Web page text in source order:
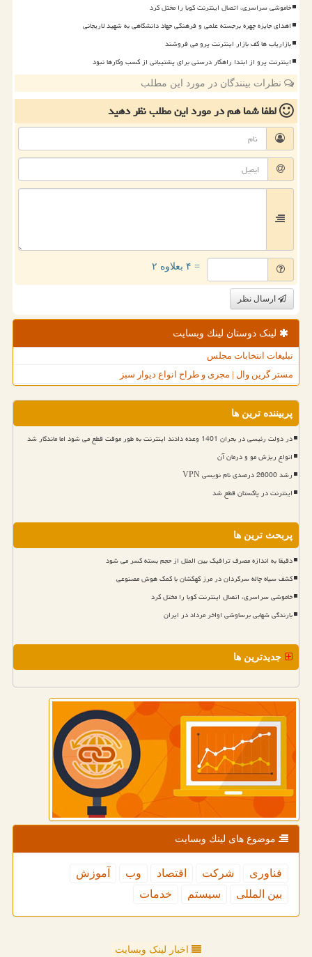
خاموشی سراسری، اتصال اینترنت کوبا را مختل کرد
اهدای جایزه چهره برجسته علمی و فرهنگی جهاد دانشگاهی به شهید لاریجانی
بازاریاب ها کف بازار اینترنت پرو می فروشند
اینترنت پرو از ابتدا راهکار درستی برای پشتیبانی از کسب وکارها نبود
نظرات بینندگان در مورد این مطلب
لطفا شما همدر مورد این مطلبنظر دهید
= ۴ بعلاوه ۲
ارسال نظر
لینک دوستان لینك وبسایت
تبلیغات انتخابات مجلس
مستر گرین وال | مجری و طراح انواع دیوار سبز
پربیننده ترین ها
در دولت رئیسی در بحران 1401 وعده دادند اینترنت به طور موقت قطع می شود اما ماندگار شد
انواع ریزش مو و درمان آن
رشد 26000 درصدی نام نویسی VPN
اینترنت در پاکستان قطع شد
پربحث ترین ها
دقیقا به اندازه مصرف ترافیک بین الملل از حجم بسته کسر می شود
کشف سیاه چاله سرگردان در مرز کهکشان با کمک هوش مصنوعی
خاموشی سراسری، اتصال اینترنت کوبا را مختل کرد
بارندگی شهابی برساوشی اواخر مرداد در ایران
جدیدترین ها
موضوع های لینك وبسایت
فناوری شركت اقتصاد وب
آموزش
بین المللی
سیستم خدمات
اخبار لینک وبسایت